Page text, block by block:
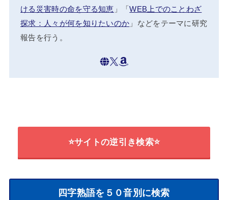
ける災害時の命を守る知恵 」「WEB上でのことわざ
探求：人々が何を知りたいのか 」などをテーマに研究
報告を行う。
⭐サイトの逆引き検索⭐
四字熟語を５０音別に検索